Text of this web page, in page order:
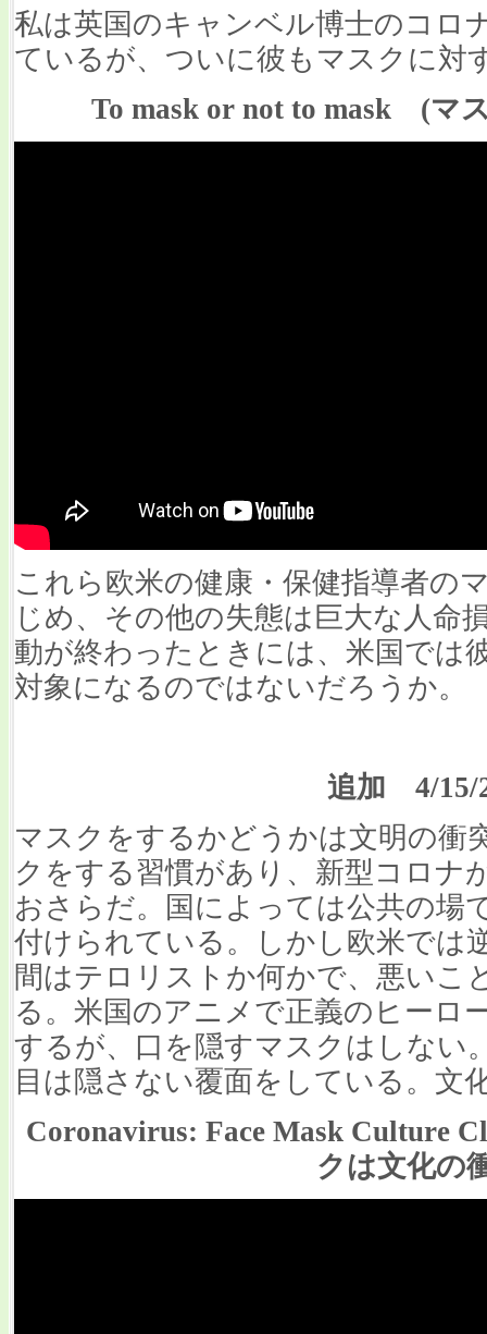
私は英国のキャンベル博士のコロ
ているが、ついに彼もマスクに対
To mask or not to mask (マ
これら欧米の健康・保健指導者の
じめ、その他の失態は巨大な人命
動が終わったときには、米国では
対象になるのではないだろうか。
追加 4/15/
マスクをするかどうかは文明の衝
クをする習慣があり、新型コロナ
おさらだ。国によっては公共の場
付けられている。しかし欧米では
間はテロリストか何かで、悪いこ
る。米国のアニメで正義のヒーロ
するが、口を隠すマスクはしない
目は隠さない覆面をしている。文
Coronavirus: Face Mask Culture
クは文化の